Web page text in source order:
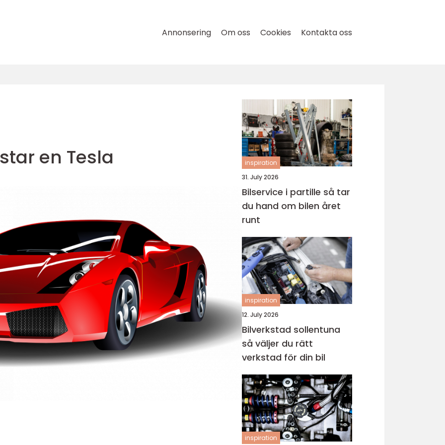
Annonsering Om oss Cookies Kontakta oss
en Tesla
inspiration
31. July 2026
Bilservice i partille så tar
du hand om bilen året
runt
inspiration
12. July 2026
Bilverkstad sollentuna
så väljer du rätt
verkstad för din bil
inspiration